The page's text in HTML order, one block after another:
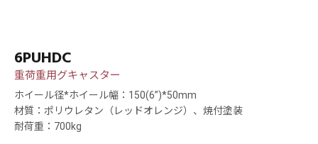
6PUHDC
重荷重用グキャスター
ホイール径*ホイール幅：150(6”)*50mm
材質：ポリウレタン（レッドオレンジ）、焼付塗装
耐荷重：700kg